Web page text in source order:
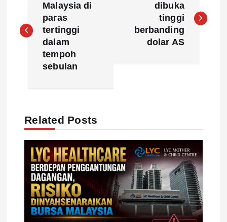
s
v
g
Malaysia di
paras
tertinggi
dalam
tempoh
sebulan
dibuka
tinggi
berbanding
dolar AS
Related Posts